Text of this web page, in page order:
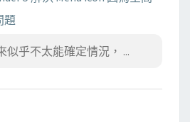
題
似乎不太能確定情況， ...